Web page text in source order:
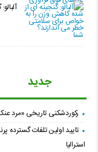
جدید
رکوردشکنی تاریخی «مرد عنکبوتی: روزی نو»؛
استرالیا